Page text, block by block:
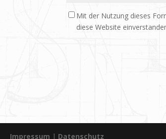
Mit der Nutzung dieses
diese Website
Impressum | Datenschutz